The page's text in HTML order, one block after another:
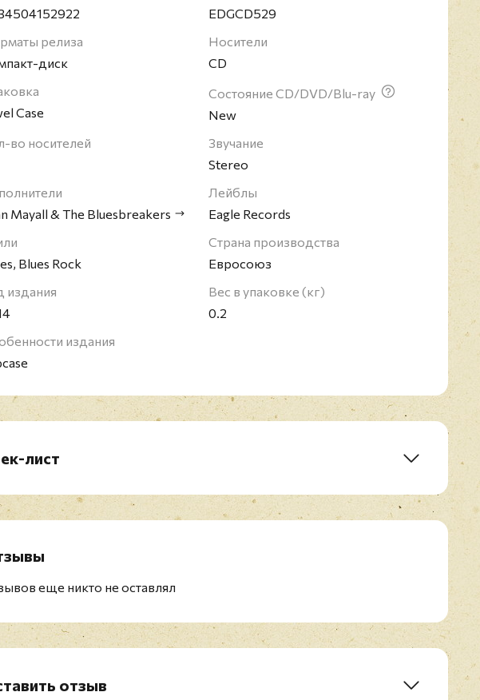
EDGCD529
релиза
диск
Носители
CD
Case
Состояние CD/DVD/Blu-ray
New
во носителей
Звучание
Stereo
Mayall & The Bluesbreakers
Лейблы
Eagle Records
Blues Rock
Страна производства
Евросоюз
издания
Вес в упаковке (кг)
0.2
издания
лист
Story
Water
Got The Blues
Witchinghour
In The Night
And Faith
Romance Classified
I Wished I Had
еще никто не оставлял
отзыв